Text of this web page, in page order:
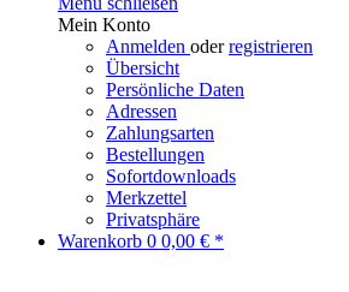
Mein Konto
Anmelden oderregistrieren
Übersicht
Persönliche Daten
Adressen
Zahlungsarten
Bestellungen
Sofortdownloads
Merkzettel
Privatsphäre
Warenkorb 0 0,00 € *